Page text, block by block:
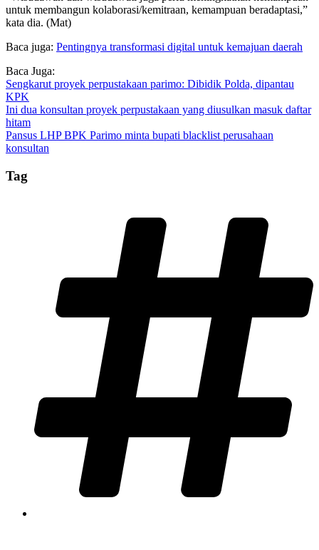
untuk membangun kolaborasi/kemitraan, kemampuan beradaptasi,”
kata dia. (Mat)
Baca juga: Pentingnya transformasi digital untuk kemajuan daerah
Baca Juga:
Sengkarut proyek perpustakaan parimo: Dibidik Polda, dipantau
KPK
Ini dua konsultan proyek perpustakaan yang diusulkan masuk daftar
hitam
Pansus LHP BPK Parimo minta bupati blacklist perusahaan
konsultan
Tag